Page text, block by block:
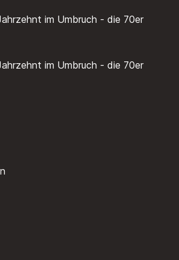
im Umbruch - die 70er
im Umbruch - die 70er